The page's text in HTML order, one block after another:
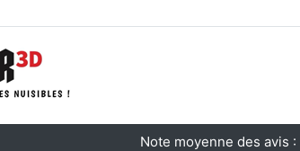
Note moyenne des avis :